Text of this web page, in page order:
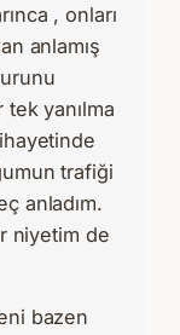
, onları
anlamış
tek yanılma
trafiği
anladım.
niyetim de
bazen